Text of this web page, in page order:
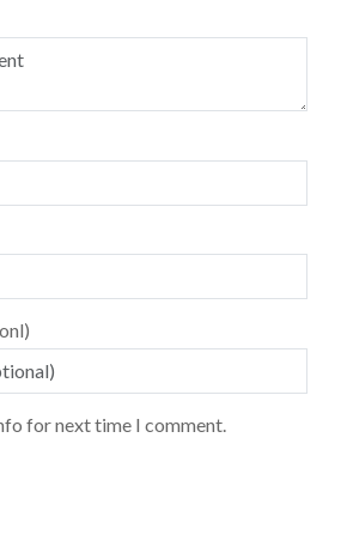
for next time I comment.